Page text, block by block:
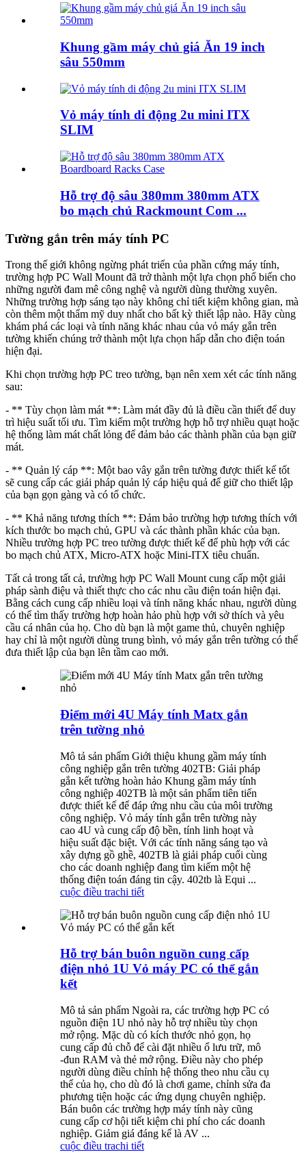
Khung gầm máy chủ giá Ăn 19 inch
sâu 550mm
Vỏ máy tính di động 2u mini ITX
SLIM
Hỗ trợ độ sâu 380mm 380mm ATX
bo mạch chủ Rackmount Com ...
Tường gắn trên máy tính PC
Trong thế giới không ngừng phát triển của phần cứng máy tính,
trường hợp PC Wall Mount đã trở thành một lựa chọn phổ biến cho
những người đam mê công nghệ và người dùng thường xuyên.
Những trường hợp sáng tạo này không chỉ tiết kiệm không gian, mà
còn thêm một thẩm mỹ duy nhất cho bất kỳ thiết lập nào. Hãy cùng
khám phá các loại và tính năng khác nhau của vỏ máy gắn trên
tường khiến chúng trở thành một lựa chọn hấp dẫn cho điện toán
hiện đại.
Khi chọn trường hợp PC treo tường, bạn nên xem xét các tính năng
sau:
- ** Tùy chọn làm mát **: Làm mát đầy đủ là điều cần thiết để duy
trì hiệu suất tối ưu. Tìm kiếm một trường hợp hỗ trợ nhiều quạt hoặc
hệ thống làm mát chất lỏng để đảm bảo các thành phần của bạn giữ
mát.
- ** Quản lý cáp **: Một bao vây gắn trên tường được thiết kế tốt
sẽ cung cấp các giải pháp quản lý cáp hiệu quả để giữ cho thiết lập
của bạn gọn gàng và có tổ chức.
- ** Khả năng tương thích **: Đảm bảo trường hợp tương thích với
kích thước bo mạch chủ, GPU và các thành phần khác của bạn.
Nhiều trường hợp PC treo tường được thiết kế để phù hợp với các
bo mạch chủ ATX, Micro-ATX hoặc Mini-ITX tiêu chuẩn.
Tất cả trong tất cả, trường hợp PC Wall Mount cung cấp một giải
pháp sành điệu và thiết thực cho các nhu cầu điện toán hiện đại.
Bằng cách cung cấp nhiều loại và tính năng khác nhau, người dùng
có thể tìm thấy trường hợp hoàn hảo phù hợp với sở thích và yêu
cầu cá nhân của họ. Cho dù bạn là một game thủ, chuyên nghiệp
hay chỉ là một người dùng trung bình, vỏ máy gắn trên tường có thể
đưa thiết lập của bạn lên tầm cao mới.
Điểm mới 4U Máy tính Matx gắn
trên tường nhỏ
Mô tả sản phẩm Giới thiệu khung gầm máy tính
công nghiệp gắn trên tường 402TB: Giải pháp
gắn kết tường hoàn hảo Khung gầm máy tính
công nghiệp 402TB là một sản phẩm tiên tiến
được thiết kế để đáp ứng nhu cầu của môi trường
công nghiệp. Vỏ máy tính gắn trên tường này
cao 4U và cung cấp độ bền, tính linh hoạt và
hiệu suất đặc biệt. Với các tính năng sáng tạo và
xây dựng gồ ghề, 402TB là giải pháp cuối cùng
cho các doanh nghiệp đang tìm kiếm một hệ
thống điện toán đáng tin cậy. 402tb là Equi ...
cuộc điều trachi tiết
Hỗ trợ bán buôn nguồn cung cấp
điện nhỏ 1U Vỏ máy PC có thể gắn
kết
Mô tả sản phẩm Ngoài ra, các trường hợp PC có
nguồn điện 1U nhỏ này hỗ trợ nhiều tùy chọn
mở rộng. Mặc dù có kích thước nhỏ gọn, họ
cung cấp đủ chỗ để cài đặt nhiều ổ lưu trữ, mô
-đun RAM và thẻ mở rộng. Điều này cho phép
người dùng điều chỉnh hệ thống theo nhu cầu cụ
thể của họ, cho dù đó là chơi game, chỉnh sửa đa
phương tiện hoặc các ứng dụng chuyên nghiệp.
Bán buôn các trường hợp máy tính này cũng
cung cấp cơ hội tiết kiệm chi phí cho các doanh
nghiệp. Giảm giá đáng kể là AV ...
cuộc điều trachi tiết